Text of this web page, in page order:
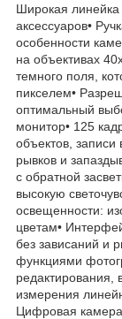
Широкая
аксессуаров•
особенности
на объективах
темного поля,
пикселем•
оптимальный
монитор• 125
объектов,
рывков и
с обратной
высокую
освещенности:
цветам•
без зависаний и
функциями
редактирования,
измерения
Цифровая